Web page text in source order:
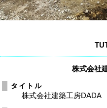
株式会社
タイトル
株式会社建築工房DADA